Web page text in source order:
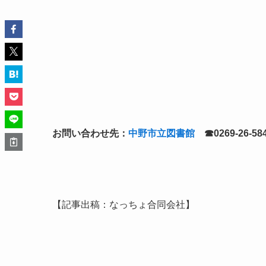
お問い合わせ先： 中野市立図書館 ☎0269-26-
【記事出稿：なっちょ合同会社】